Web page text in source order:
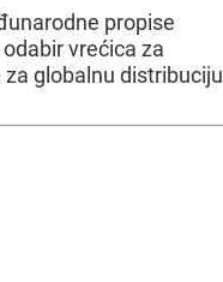
propise
vrećica za
globalnu distribuciju